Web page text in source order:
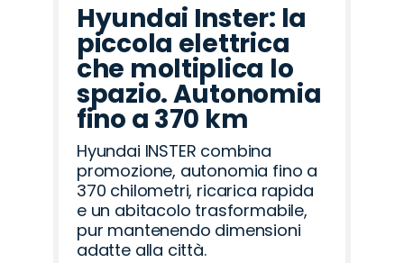
Hyundai Inster: la
piccola elettrica
che moltiplica lo
spazio. Autonomia
fino a 370 km
Hyundai INSTER combina
promozione, autonomia fino a
370 chilometri, ricarica rapida
e un abitacolo trasformabile,
pur mantenendo dimensioni
adatte alla città.